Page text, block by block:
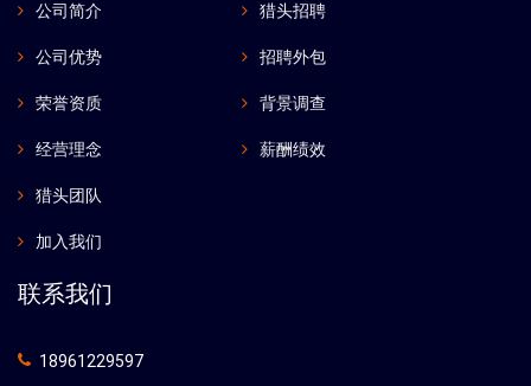
公司简介
公司优势
荣誉资质
经营理念
猎头团队
加入我们
猎头招聘
招聘外包
背景调查
薪酬绩效
联系我们
18961229597